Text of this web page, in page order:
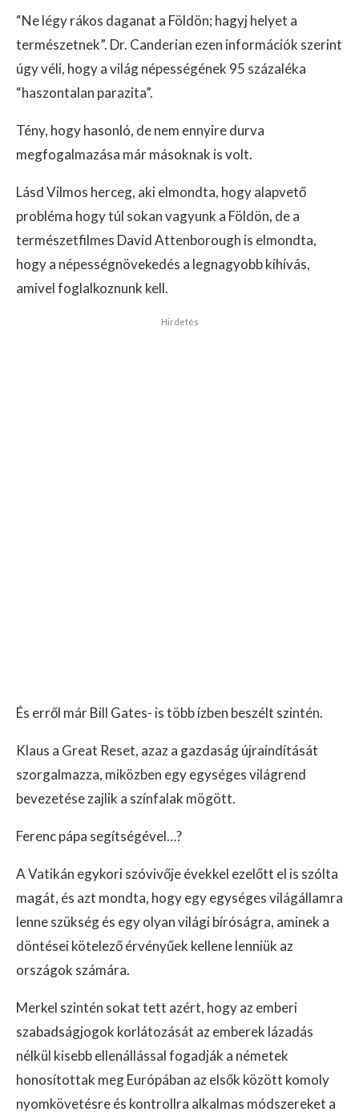
“Ne légy rákos daganat a Földön; hagyj helyet a
természetnek”. Dr. Canderian ezen információk szerint
úgy véli, hogy a világ népességének 95 százaléka
“haszontalan parazita”.
Tény, hogy hasonló, de nem ennyire durva
megfogalmazása már másoknak is volt.
Lásd Vilmos herceg, aki elmondta, hogy alapvető
probléma hogy túl sokan vagyunk a Földön, de a
természetfilmes David Attenborough is elmondta,
hogy a népességnövekedés a legnagyobb kihívás,
amivel foglalkoznunk kell.
Hirdetés
És erről már Bill Gates- is több ízben beszélt szintén.
Klaus a Great Reset, azaz a gazdaság újraindítását
szorgalmazza, miközben egy egységes világrend
bevezetése zajlik a színfalak mögött.
Ferenc pápa segítségével…?
A Vatikán egykori szóvivője évekkel ezelőtt el is szólta
magát, és azt mondta, hogy egy egységes világállamra
lenne szükség és egy olyan világi bíróságra, aminek a
döntései kötelező érvényűek kellene lenniük az
országok számára.
Merkel szintén sokat tett azért, hogy az emberi
szabadságjogok korlátozását az emberek lázadás
nélkül kisebb ellenállással fogadják a németek
honosítottak meg Európában az elsők között komoly
nyomkövetésre és kontrollra alkalmas módszereket a